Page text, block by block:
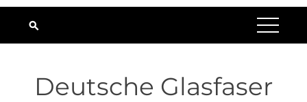
Deutsche Glasfaser